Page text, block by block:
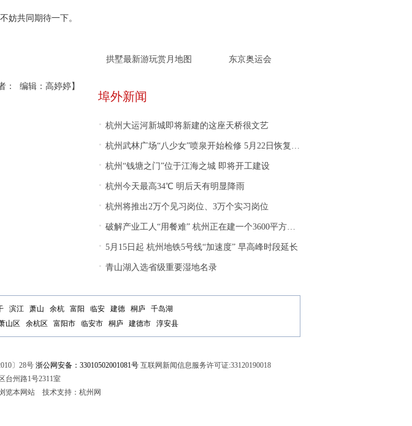
妨共同期待一下。
： 编辑：高婷婷】
拱墅最新游玩赏月地图 东京奥运会
埠外新闻
· 杭州大运河新城即将新建的这座天桥很文艺
· 杭州武林广场“八少女”喷泉开始检修 5月22日恢复喷放
· 杭州“钱塘之门”位于江海之城 即将开工建设
· 杭州今天最高34℃ 明后天有明显降雨
· 杭州将推出2万个见习岗位、3万个实习岗位
· 破解产业工人“用餐难” 杭州正在建一个3600平方米的集市
· 5月15日起 杭州地铁5号线“加速度” 早高峰时段延长
· 青山湖入选省级重要湿地名录
滨江 萧山 余杭 富阳 临安 建德 桐庐
千岛湖
山区 余杭区 富阳市 临安市 桐庐 建德市 淳安县
〕28号 浙公网安备：33010502001081号 互联网新闻信息服务许可证:33120190018
台州路1号2311室
览本网站 技术支持：杭州网